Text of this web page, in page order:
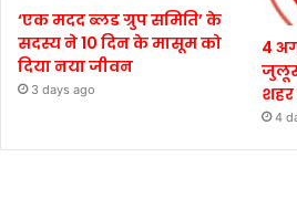
‘एक मदद ब्लड ग्रुप समिति’ के
सदस्य ने 10 दिन के मासूम को
दिया नया जीवन
3 days ago
4
शहर
4